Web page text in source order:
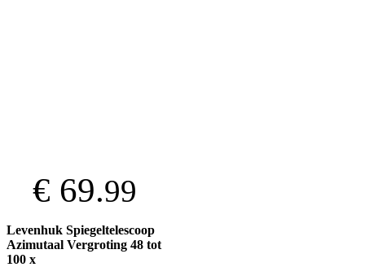
€ 69.99
Levenhuk Spiegeltelescoop
Azimutaal Vergroting 48 tot
100 x